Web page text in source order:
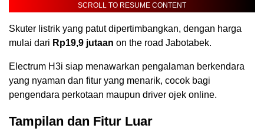
SCROLL TO RESUME CONTENT
Skuter listrik yang patut dipertimbangkan, dengan harga
mulai dari Rp19,9 jutaan on the road Jabotabek.
Electrum H3i siap menawarkan pengalaman berkendara
yang nyaman dan fitur yang menarik, cocok bagi
pengendara perkotaan maupun driver ojek online.
Tampilan dan Fitur Luar